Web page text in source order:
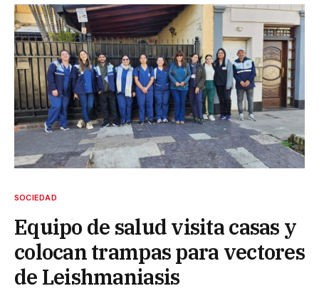
SOCIEDAD
Equipo de salud visita casas y
colocan trampas para vectores
de Leishmaniasis